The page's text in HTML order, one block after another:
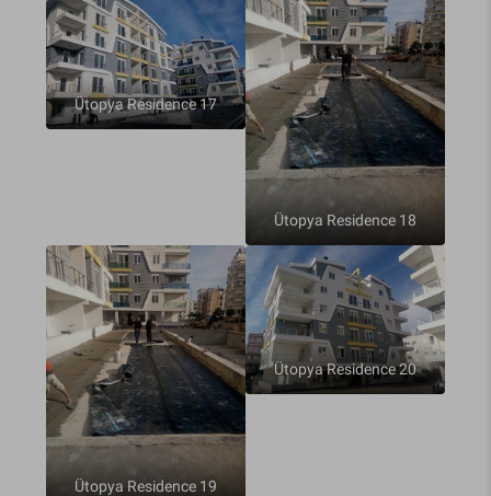
Ütopya Residence 17
Ütopya Residence 18
Ütopya Residence 19
Ütopya Residence 20